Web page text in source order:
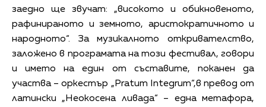
заедно ще звучат: „високото и обикновеното,
рафинираното и земното, аристократичното и
народното“. За музикалното откривателство,
заложено в програмата на този фестивал, говори
и името на един от съставите, поканен да
участва – оркестър „Pratum Integrum“,в превод от
латински „Неокосена ливада“ – една метафора,